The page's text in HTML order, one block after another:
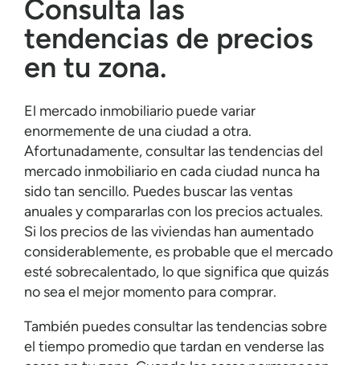
Consulta las
tendencias de precios
en tu zona.
El mercado inmobiliario puede variar
enormemente de una ciudad a otra.
Afortunadamente, consultar las tendencias del
mercado inmobiliario en cada ciudad nunca ha
sido tan sencillo. Puedes buscar las ventas
anuales y compararlas con los precios actuales.
Si los precios de las viviendas han aumentado
considerablemente, es probable que el mercado
esté sobrecalentado, lo que significa que quizás
no sea el mejor momento para comprar.
También puedes consultar las tendencias sobre
el tiempo promedio que tardan en venderse las